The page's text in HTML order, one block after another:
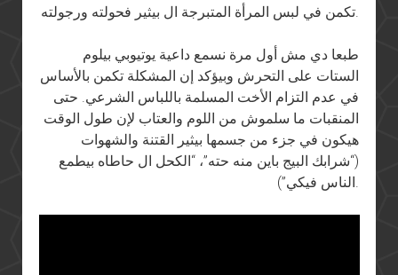
طبعا دي مش أول مرة نسمع داعية يوتيوبي بيلوم
الستات على التحرش وبيؤكد إن المشكلة تكمن بالأساس
في عدم التزام الأخت المسلمة باللباس الشرعي. حتى
المنقبات ما سلموش من اللوم والعتاب لإن طول الوقت
هيكون في جزء من جسمها بيثير القتنة والشهوات
(“شرابك البيج باين منه حته”، “الكحل ال حاطاه بيطمع